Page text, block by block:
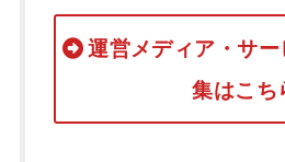
運営メディア・サ
集はこち